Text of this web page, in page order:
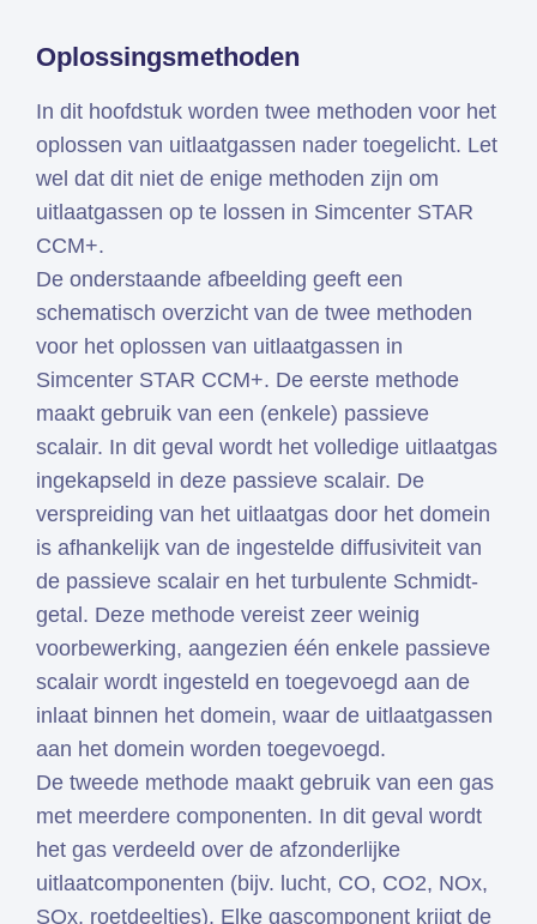
Oplossingsmethoden
In dit hoofdstuk worden twee methoden voor het
oplossen van uitlaatgassen nader toegelicht. Let
wel dat dit niet de enige methoden zijn om
uitlaatgassen op te lossen in Simcenter STAR
CCM+.
De onderstaande afbeelding geeft een
schematisch overzicht van de twee methoden
voor het oplossen van uitlaatgassen in
Simcenter STAR CCM+. De eerste methode
maakt gebruik van een (enkele) passieve
scalair. In dit geval wordt het volledige uitlaatgas
ingekapseld in deze passieve scalair. De
verspreiding van het uitlaatgas door het domein
is afhankelijk van de ingestelde diffusiviteit van
de passieve scalair en het turbulente Schmidt-
getal. Deze methode vereist zeer weinig
voorbewerking, aangezien één enkele passieve
scalair wordt ingesteld en toegevoegd aan de
inlaat binnen het domein, waar de uitlaatgassen
aan het domein worden toegevoegd.
De tweede methode maakt gebruik van een gas
met meerdere componenten. In dit geval wordt
het gas verdeeld over de afzonderlijke
uitlaatcomponenten (bijv. lucht, CO, CO2, NOx,
SOx, roetdeeltjes). Elke gascomponent krijgt de